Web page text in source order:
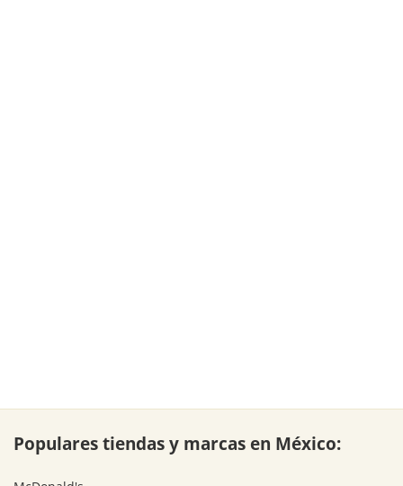
Populares tiendas y marcas en México: